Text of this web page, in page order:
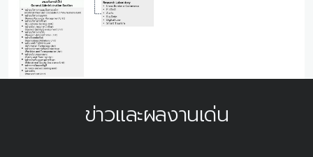
ข่าวและผลงานเด่น